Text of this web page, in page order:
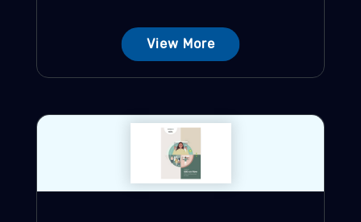
View More